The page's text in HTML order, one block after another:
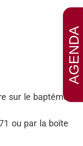
sur le baptême
ou par la boîte